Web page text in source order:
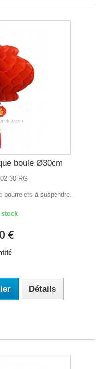
boule Ø30cm
30-RG
bourrelets à suspendre.
stock
€
Détails